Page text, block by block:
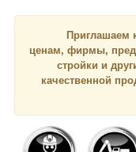
Приглашаем
ценам, фирмы,
стройки и
качественной